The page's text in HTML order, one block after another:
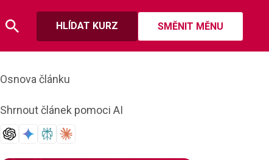
HLÍDAT KURZ SMĚNIT MĚNU
Osnova článku
Shrnout článek pomoci AI